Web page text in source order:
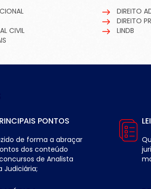
DIREITO
DIREITO
CIVIL
LINDB
PONTOS
de forma a abraçar
dos conteúdo
de Analista
Judiciária;